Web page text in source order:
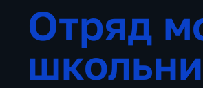
Отряд